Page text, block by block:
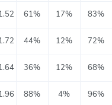
61% 17% 83%
44% 12% 72%
36% 12% 68%
88% 4% 96%